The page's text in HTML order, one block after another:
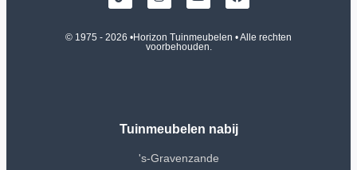
© 1975 - 2026 •Horizon Tuinmeubelen • Alle rechten
voorbehouden.
Tuinmeubelen nabij
's-Gravenzande